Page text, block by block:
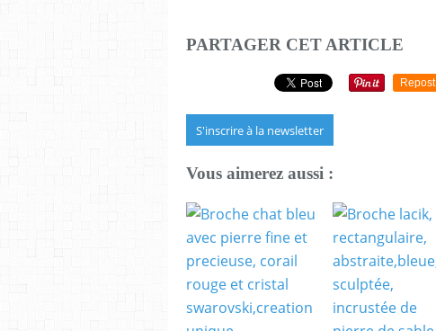
PARTAGER CET ARTICLE
Repost
S'inscrire à la newsletter
Vous aimerez aussi :